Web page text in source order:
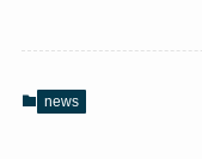
news